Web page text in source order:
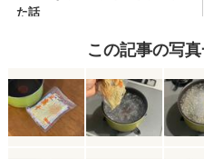
この記事の写